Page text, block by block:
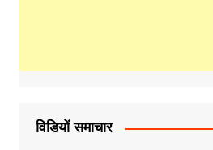
विडियों समाचार